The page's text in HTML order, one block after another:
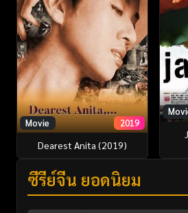
Movie 2019
Dearest Anita (2019)
ซีรี่ย์จีน ยอดนิยม